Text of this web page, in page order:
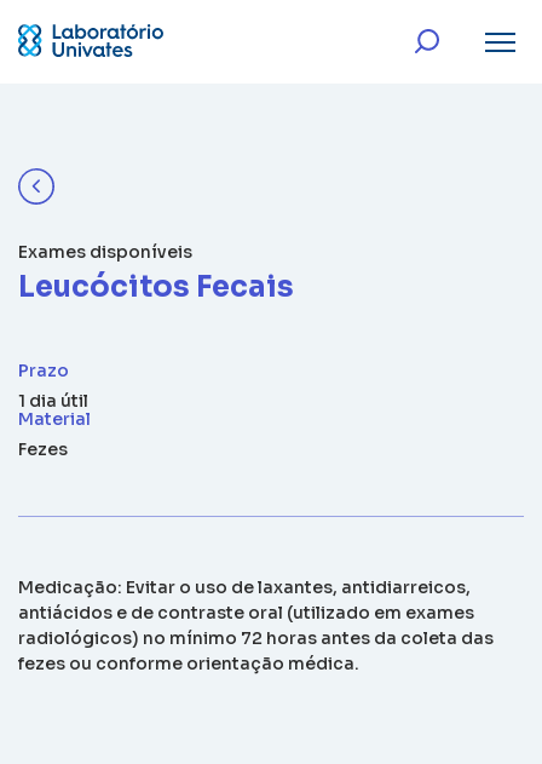
Exames disponíveis
Leucócitos Fecais
Prazo
1 dia útil
Material
Fezes
Medicação: Evitar o uso de laxantes, antidiarreicos,
antiácidos e de contraste oral (utilizado em exames
radiológicos) no mínimo 72 horas antes da coleta das
fezes ou conforme orientação médica.